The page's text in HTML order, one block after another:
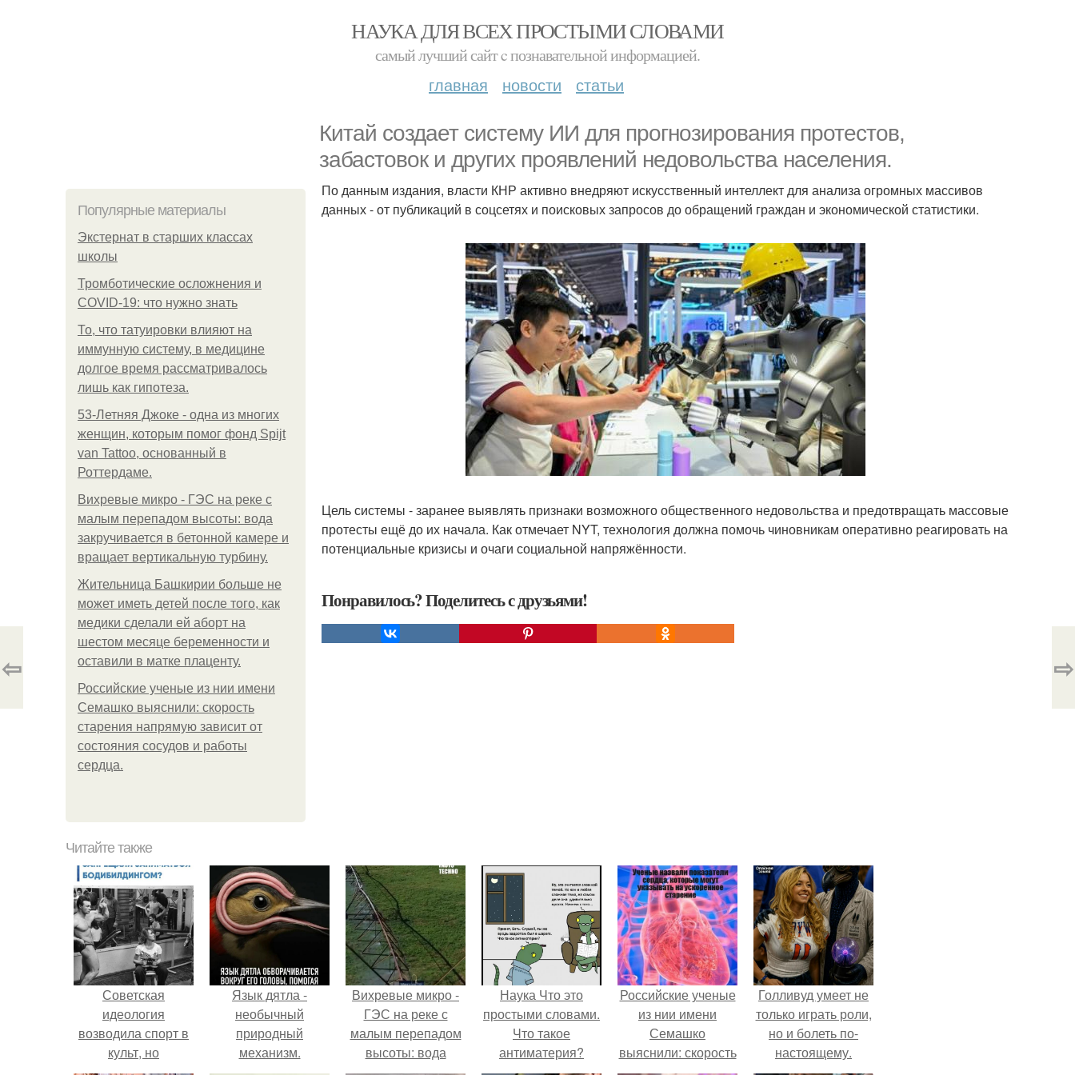
НАУКА ДЛЯ ВСЕХ ПРОСТЫМИ СЛОВАМИ
самый лучший сайт c познавательной информацией.
главная новости статьи
Китай создает систему ИИ для прогнозирования протестов,
забастовок и других проявлений недовольства населения.
Популярные материалы
Экстернат в старших классах
школы
Тромботические осложнения и
COVID-19: что нужно знать
То, что татуировки влияют на
иммунную систему, в медицине
долгое время рассматривалось
лишь как гипотеза.
53-Летняя Джоке - одна из многих
женщин, которым помог фонд Spijt
van Tattoo, основанный в
Роттердаме.
Вихревые микро - ГЭС на реке с
малым перепадом высоты: вода
закручивается в бетонной камере и
вращает вертикальную турбину.
Жительница Башкирии больше не
может иметь детей после того, как
медики сделали ей аборт на
шестом месяце беременности и
оставили в матке плаценту.
Российские ученые из нии имени
Семашко выяснили: скорость
старения напрямую зависит от
состояния сосудов и работы
сердца.
По данным издания, власти КНР активно внедряют искусственный интеллект для анализа огромных массивов
данных - от публикаций в соцсетях и поисковых запросов до обращений граждан и экономической статистики.
Цель системы - заранее выявлять признаки возможного общественного недовольства и предотвращать массовые
протесты ещё до их начала. Как отмечает NYT, технология должна помочь чиновникам оперативно реагировать на
потенциальные кризисы и очаги социальной напряжённости.
Понравилось? Поделитесь с друзьями!
⇦ ⇨
Читайте также
Советская
идеология
возводила спорт в
культ, но
Язык дятла -
необычный
природный
механизм.
Вихревые микро -
ГЭС на реке с
малым перепадом
высоты: вода
Наука Что это
простыми словами.
Что такое
антиматерия?
Российские ученые
из нии имени
Семашко
выяснили: скорость
Голливуд умеет не
только играть роли,
но и болеть по-
настоящему.